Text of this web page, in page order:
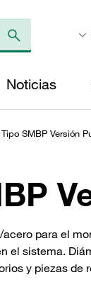
Noticias
SMBP Versión
para el
sistema.
y piezas